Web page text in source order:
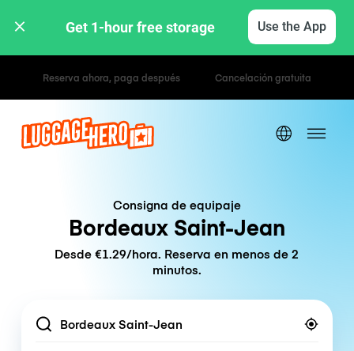
Get 1-hour free storage Use the App
Tarifas por hora / día
Consigna de equipaje
Bordeaux Saint-Jean
Desde €1.29/hora. Reserva en menos de 2
minutos.
Location